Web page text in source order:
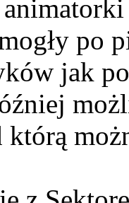
po
jak